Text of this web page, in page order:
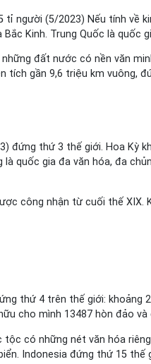
người (5/2023) Nếu tính
Kinh. Trung Quốc là
đất nước có nền văn
tích gần 9,6 triệu km vuông,
đứng thứ 3 thế giới. Hoa
quốc gia đa văn hóa, đa
công nhận từ cuối thế
thứ 4 trên thế giới:
cho mình 13487 hòn đảo
có những nét văn hóa
Indonesia đứng thứ 15